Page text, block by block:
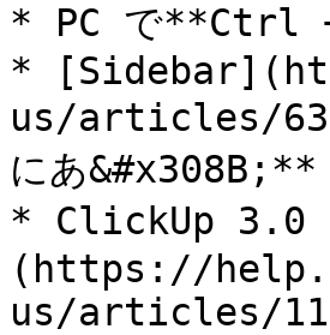
* PC で**Ctrl +
*
us/articles/
にあ&#x308B;**
* ClickUp 3.0
(https://
us/articles/